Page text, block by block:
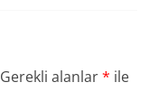
Gerekli alanlar* ile